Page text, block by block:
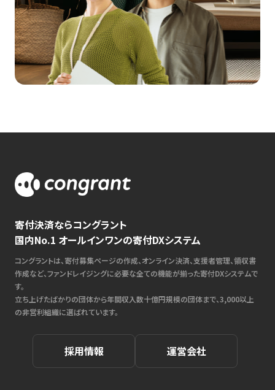
寄付決済ならコングラント
国内No.1 オールインワンの寄付DXシステム
コングラントは、寄付募集ページの作成、オンライン決済、支援者管理、領収書
作成など、ファンドレイジングに必要な全ての機能が揃った寄付DXシステムで
す。
立ち上げたばかりの団体から年間収入数十億円規模の団体まで、3,000以上
の非営利組織に選ばれています。
採用情報 運営会社